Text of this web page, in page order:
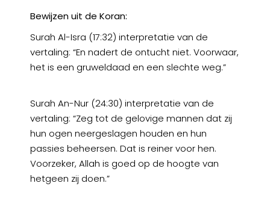
Bewijzen uit de Koran:
Surah Al-Isra (17:32) interpretatie van de
vertaling: “En nadert de ontucht niet. Voorwaar,
het is een gruweldaad en een slechte weg.”
Surah An-Nur (24:30) interpretatie van de
vertaling: “Zeg tot de gelovige mannen dat zij
hun ogen neergeslagen houden en hun
passies beheersen. Dat is reiner voor hen.
Voorzeker, Allah is goed op de hoogte van
hetgeen zij doen.”